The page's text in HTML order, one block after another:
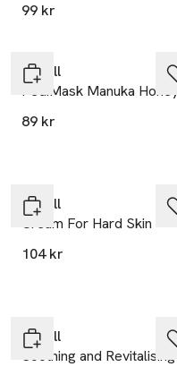
99 kr
Scholl
PediMask Manuka Honey
89 kr
Scholl
Cream For Hard Skin
104 kr
Scholl
Soothing and Revitalising